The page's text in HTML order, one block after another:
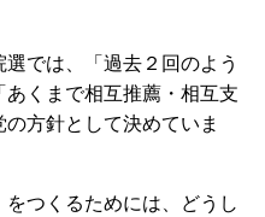
では、「過去２回のよう
くまで相互推薦・相互支
方針として決めていま
つくるためには、どうし